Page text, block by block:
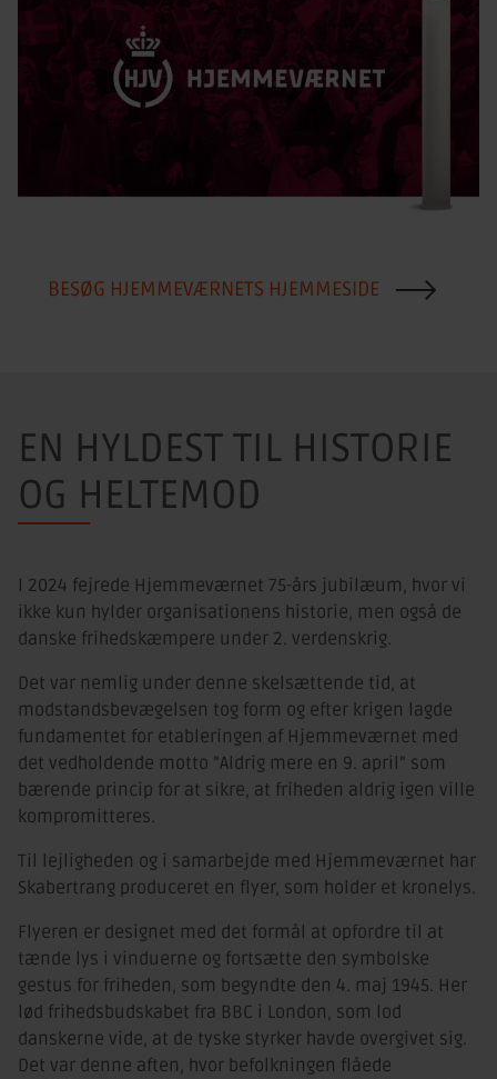
BESØG HJEMMEVÆRNETS HJEMMESIDE
EN HYLDEST TIL HISTORIE
OG HELTEMOD
I 2024 fejrede Hjemmeværnet 75-års jubilæum, hvor vi
ikke kun hylder organisationens historie, men også de
danske frihedskæmpere under 2. verdenskrig.
Det var nemlig under denne skelsættende tid, at
modstandsbevægelsen tog form og efter krigen lagde
fundamentet for etableringen af Hjemmeværnet med
det vedholdende motto ”Aldrig mere en 9. april” som
bærende princip for at sikre, at friheden aldrig igen ville
kompromitteres.
Til lejligheden og i samarbejde med Hjemmeværnet har
Skabertrang produceret en flyer, som holder et kronelys.
Flyeren er designet med det formål at opfordre til at
tænde lys i vinduerne og fortsætte den symbolske
gestus for friheden, som begyndte den 4. maj 1945. Her
lød frihedsbudskabet fra BBC i London, som lod
danskerne vide, at de tyske styrker havde overgivet sig.
Det var denne aften, hvor befolkningen flåede